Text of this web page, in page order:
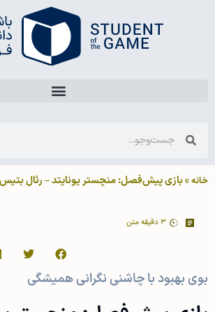
»بازی پیش‌فصل: منچستر یونایتد – رئال بتیس
3 دقیقه متن
بهبود با چاشنی نگرانی همیشگی